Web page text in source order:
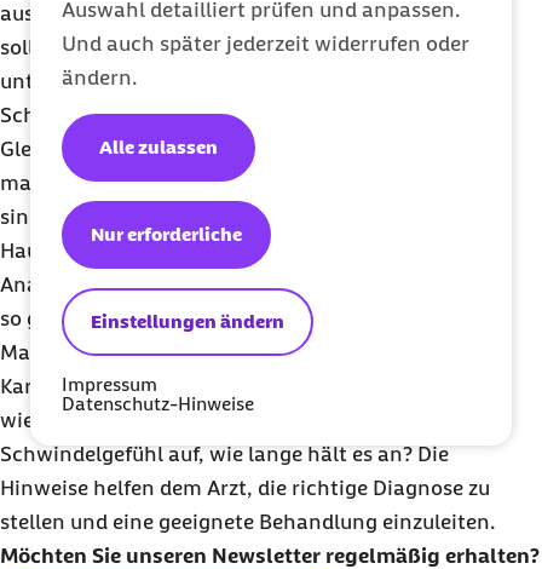
Auswahl detailliert prüfen und anpassen.
Und auch später jederzeit widerrufen oder
ändern.
Einstellungen ändern
Nur erforderliche
Alle zulassen
Impressum
Datenschutz-Hinweise
ausgelöst wird. Ab einem Alter von 70 Jahren
sollten Schwindelanfälle ebenfalls ärztlich
untersucht werden. „Da ein erheblicher Teil der
Schwindelerkrankungen auf den
Gleichgewichtsapparat zurückzuführen ist, ist
manchmal eine Überweisung zum HNO-Arzt
sinnvoll. Der erste Ansprechpartner ist jedoch der
Hausarzt bzw. die Hausärztin. Im
Anamnesegespräch wird versucht, den Schwindel
so genau wie möglich zu beschreiben“, so
Marschall. Dreht sich alles wie bei einer
Karussellfahrt? Scheint der Boden zu schwanken
wie auf einem Boot? Wie oft tritt das
Schwindelgefühl auf, wie lange hält es an? Die
Hinweise helfen dem Arzt, die richtige Diagnose zu
stellen und eine geeignete Behandlung einzuleiten.
Möchten Sie unseren Newsletter regelmäßig erhalten?